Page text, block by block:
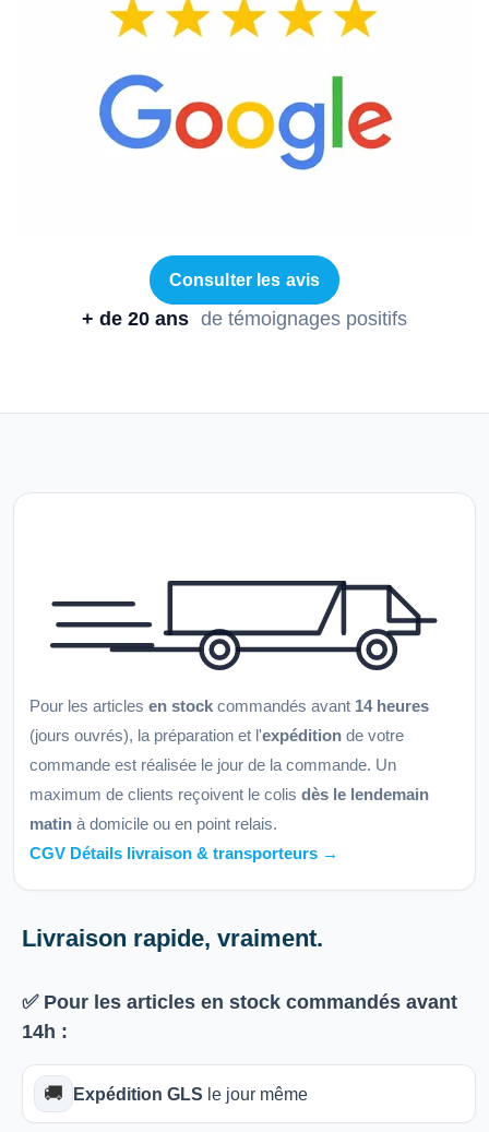
Consulter les avis
+ de 20 ans de témoignages positifs
Pour les articles en stock commandés avant 14 heures
(jours ouvrés), la préparation et l'expédition de votre
commande est réalisée le jour de la commande. Un
maximum de clients reçoivent le colis dès le lendemain
matin à domicile ou en point relais.
CGV Détails livraison & transporteurs →
Livraison rapide, vraiment.
✅ Pour les articles en stock commandés avant
14h :
🚚 Expédition GLS le jour même